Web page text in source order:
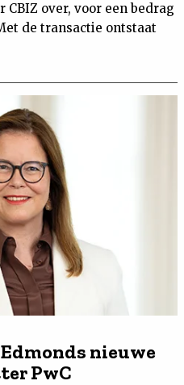
over, voor een bedrag
de transactie ontstaat
nieuwe
PwC